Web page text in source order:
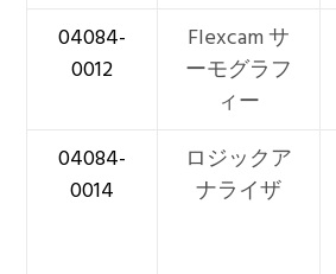
04084-
0012
Flexcam サ
ーモグラフ
ィー
04084-
0014
ロジックア
ナライザ